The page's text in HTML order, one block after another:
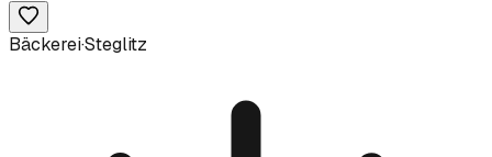
Bäckerei·Steglitz